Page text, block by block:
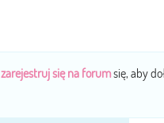
zarejestruj się na forumsię, aby